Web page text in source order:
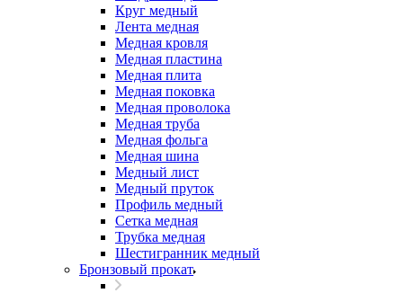
Круг медный
Лента медная
Медная кровля
Медная пластина
Медная плита
Медная поковка
Медная проволока
Медная труба
Медная фольга
Медная шина
Медный лист
Медный пруток
Профиль медный
Сетка медная
Трубка медная
Шестигранник медный
Бронзовый прокат